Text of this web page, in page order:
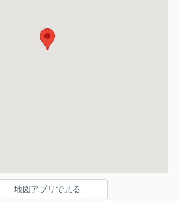
地図アプリで見る